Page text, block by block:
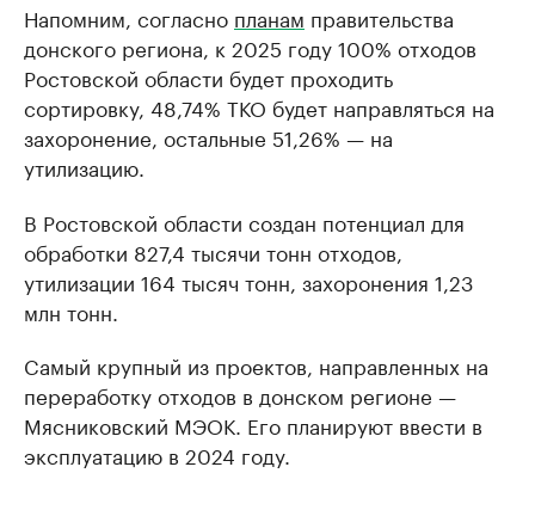
Напомним, согласно планам правительства
донского региона, к 2025 году 100% отходов
Ростовской области будет проходить
сортировку, 48,74% ТКО будет направляться на
захоронение, остальные 51,26% — на
утилизацию.
В Ростовской области создан потенциал для
обработки 827,4 тысячи тонн отходов,
утилизации 164 тысяч тонн, захоронения 1,23
млн тонн.
Cамый крупный из проектов, направленных на
переработку отходов в донском регионе —
Мясниковский МЭОК. Его планируют ввести в
эксплуатацию в 2024 году.